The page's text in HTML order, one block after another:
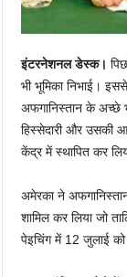
इंटरनेशनल डेस्क।
भी भूमिका निभाई।
अफगानिस्तान के अच्छे
हिस्सेदारी और उसकी
केंद्र में स्थापित कर
अमेरका ने
शामिल कर लिया जो
पेइचिंग में 12 जुलाई को